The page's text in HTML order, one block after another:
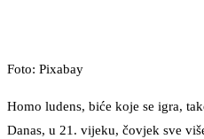
Foto: Pixabay
Homo ludens, biće koje se igra,
Danas, u 21. vijeku, čovjek sve